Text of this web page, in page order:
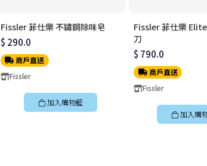
Fissler 菲仕樂 不鏽鋼除味皂
$ 290.0
商戶直送
Fissler
加入購物籃
Fissler 菲仕樂
刀
$ 790.0
商戶直送
Fissler
加入購